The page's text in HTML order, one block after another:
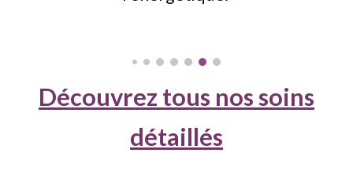
Découvrez tous nos soins
détaillés